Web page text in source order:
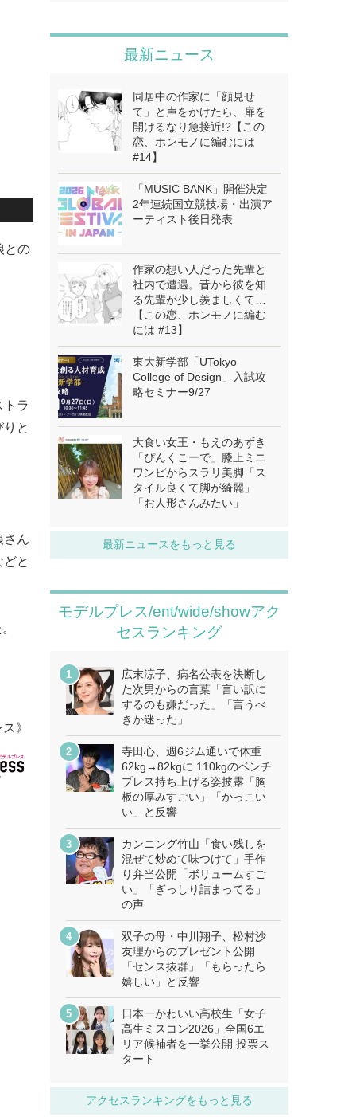
との
ラ
と
さん
と
》
最新ニュース
同居中の作家に「顔見せ
て」と声をかけたら、扉を
開けるなり急接近!?【この
恋、ホンモノに編むには
#14】
「MUSIC BANK」開催決定
2年連続国立競技場・出演ア
ーティスト後日発表
作家の想い人だった先輩と
社内で遭遇。昔から彼を知
る先輩が少し羨ましくて…
【この恋、ホンモノに編む
には #13】
東大新学部「UTokyo
College of Design」入試攻
略セミナー9/27
大食い女王・もえのあずき
「ぴんくこーで」膝上ミニ
ワンピからスラリ美脚「ス
タイル良くて脚が綺麗」
「お人形さんみたい」
最新ニュースをもっと見る
モデルプレス/ent/wide/showアク
セスランキング
広末涼子、病名公表を決断し
た次男からの言葉「言い訳に
するのも嫌だった」「言うべ
きか迷った」
寺田心、週6ジム通いで体重
62kg→82kgに 110kgのベンチ
プレス持ち上げる姿披露「胸
板の厚みすごい」「かっこい
い」と反響
カンニング竹山「食い残しを
混ぜて炒めて味つけて」手作
り弁当公開「ボリュームすご
い」「ぎっしり詰まってる」
の声
双子の母・中川翔子、松村沙
友理からのプレゼント公開
「センス抜群」「もらったら
嬉しい」と反響
日本一かわいい高校生「女子
高生ミスコン2026」全国6エ
リア候補者を一挙公開 投票ス
タート
アクセスランキングをもっと見る